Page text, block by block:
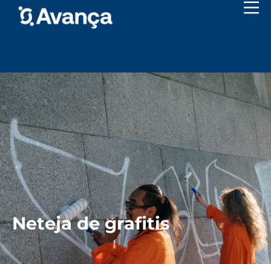
Neteja de grafitis